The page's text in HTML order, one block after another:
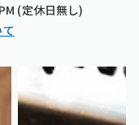
(定休日無し)